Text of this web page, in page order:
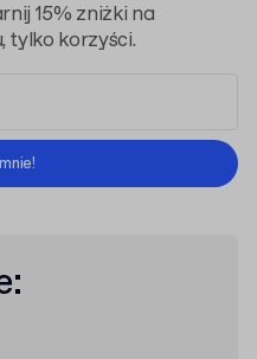
15% zniżki na
tylko korzyści.
Polityką Prywatności